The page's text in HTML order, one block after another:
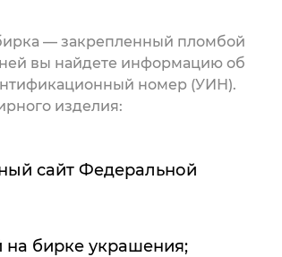
— закрепленный пломбой
вы найдете информацию об
номер (УИН).
изделия:
сайт Федеральной
бирке украшения;